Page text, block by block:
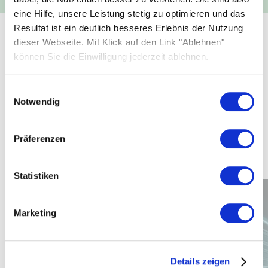
eine Hilfe, unsere Leistung stetig zu optimieren und das
Resultat ist ein deutlich besseres Erlebnis der Nutzung
dieser Webseite. Mit Klick auf den Link "Ablehnen"
können Sie die Einwilligung jederzeit ablehnen.
Notwendig
Präferenzen
Statistiken
Marketing
Details zeigen
SISTEMA COMPLETO
Sfrutta il potenziale del nuovo sistema completo
SOLARWATT vision
solare, e per la mobilità elettrica.